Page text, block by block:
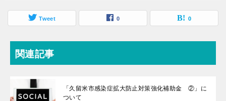
Tweet 0 0
関連記事
「久留米市感染症拡大防止対策強化補助金 ②」に
ついて